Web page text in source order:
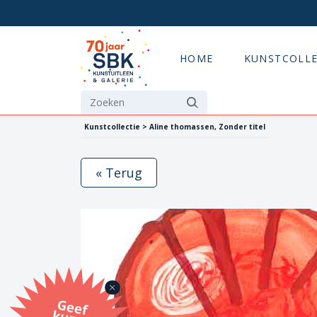
HOME
Kunstcollectie > Aline thomassen, Zonder titel
G
eef
u
n
st
a
d
o
m
et
e SB
K
u
n
stb
o
n
« Terug